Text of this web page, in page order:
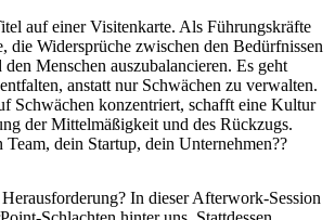
auf einer Visitenkarte. Als Führungskräfte
die Widersprüche zwischen den Bedürfnissen
Menschen auszubalancieren. Es geht
anstatt nur Schwächen zu verwalten.
Schwächen konzentriert, schafft eine Kultur
der Mittelmäßigkeit und des Rückzugs.
dein Startup, dein Unternehmen??
In dieser Afterwork-Session